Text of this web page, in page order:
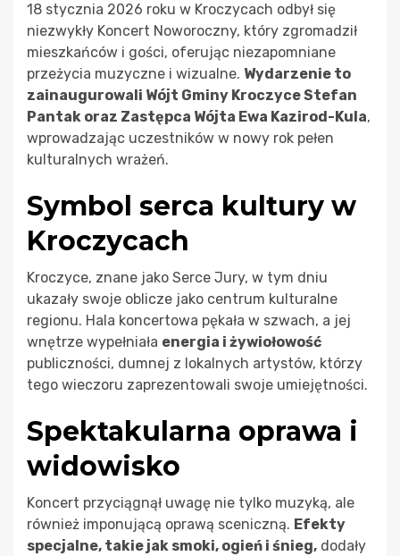
18 stycznia 2026 roku w Kroczycach odbył się
niezwykły Koncert Noworoczny, który zgromadził
mieszkańców i gości, oferując niezapomniane
przeżycia muzyczne i wizualne. Wydarzenie to
zainaugurowali Wójt Gminy Kroczyce Stefan
Pantak oraz Zastępca Wójta Ewa Kazirod-Kula,
wprowadzając uczestników w nowy rok pełen
kulturalnych wrażeń.
Symbol serca kultury w
Kroczycach
Kroczyce, znane jako Serce Jury, w tym dniu
ukazały swoje oblicze jako centrum kulturalne
regionu. Hala koncertowa pękała w szwach, a jej
wnętrze wypełniała energia i żywiołowość
publiczności, dumnej z lokalnych artystów, którzy
tego wieczoru zaprezentowali swoje umiejętności.
Spektakularna oprawa i
widowisko
Koncert przyciągnął uwagę nie tylko muzyką, ale
również imponującą oprawą sceniczną. Efekty
specjalne, takie jak smoki, ogień i śnieg, dodały